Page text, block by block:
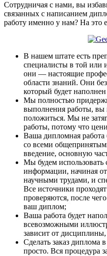
Сотрудничая с нами, вы
связанных с написанием
работу именно у нам? На это
В нашем штате есть
специалисты в той или
они — настоящие
области знаний. Они
который будет
Мы полностью
выполнения работы, вы
положиться. Мы не
работы, потому что
Ваша дипломная работа
со всеми
введение, основную
Мы будем использовать
информации, начиная
научными трудами, и
Все источники
проверяются, после
ваш диплом;
Ваша работа будет
всевозможными
зависит от
Сделать заказ диплома
просто. Вся процедура